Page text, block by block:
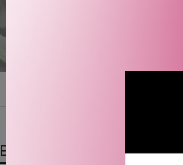
BESKRIVELSE OMTALER